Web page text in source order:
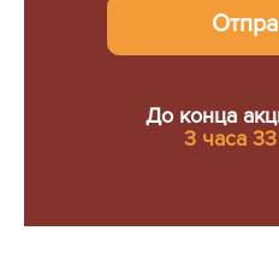
До конца
3 часа